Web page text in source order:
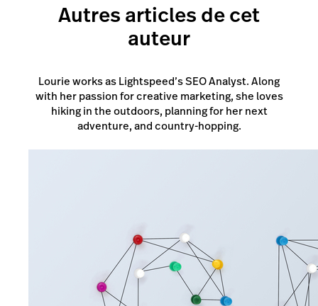
Autres articles de cet
auteur
Lourie works as Lightspeed’s SEO Analyst. Along
with her passion for creative marketing, she loves
hiking in the outdoors, planning for her next
adventure, and country-hopping.